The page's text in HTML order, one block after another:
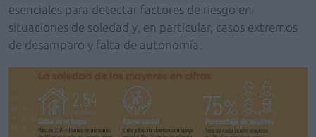
esenciales para detectar factores de riesgo en
situaciones de soledad y, en particular, casos extremos
de desamparo y falta de autonomía.